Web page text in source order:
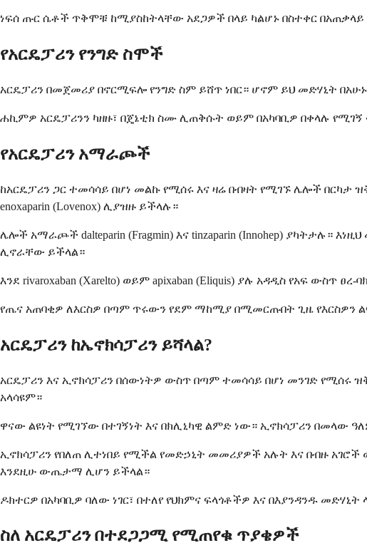
ነፍሰ ጡር ሴቶች ጥቅሞቹ ከሚያስከትላቸው አደጋዎች በላይ ካልሆኑ በስተቀር
የአርዴፓሪን የንግድ ስሞች
አርዴፓሪን በመጀመሪያ በኖርሚፍሎ የንግድ ስም ይሸጥ ነበር። ሆኖም ይህ መድሃኒት
ሐኪምዎ አርዴፓሪንን ካዘዙ፣ በጄኔቲክ ስሙ ሊጠቅሱት ወይም በአካባቢዎ በቀላሉ
የአርዴፓሪን አማራጮች
ከአርዴፓሪን ጋር ተመሳሳይ በሆነ መልኩ የሚሰሩ እና ዛሬ በብዛት የሚገኙ ሌሎች
enoxaparin (Lovenox) ሊያዝዙ ይችላሉ።
ሌሎች አማራጮች dalteparin (Fragmin) እና tinzaparin (Innohep) ያካትታሉ።
ሊኖራቸው ይችላል።
እንደ rivaroxaban (Xarelto) ወይም apixaban (Eliquis) ያሉ አዳዲስ የአፍ
የጤና አጠባቂዎ ለእርስዎ በጣም ጥሩውን የደም ማከሚያ በሚመርጡበት ጊዜ የእርስዎን
አርዴፓሪን ከኤኖክሳፓሪን ይሻላል?
አርዴፓሪን እና ኢኖክሳፓሪን በሰውነትዎ ውስጥ በጣም ተመሳሳይ በሆነ መንገድ
አላሳዩም።
ዋናው ልዩነት የሚገኘው በተገኝነት እና በክሊኒካዊ ልምድ ነው። ኢኖክሳፓሪን
ኢኖክሳፓሪን የበለጠ ሊተነበይ የሚችል የመድኃኒት መመሪያዎች አሉት እና በብዙ
እንደዚሁ ውጤታማ ሊሆን ይችላል።
ዶክተርዎ በአካባቢዎ ባለው ነገር፣ በተለየ የህክምና ፍላጎቶችዎ እና በእያንዳንዱ
ስለ አርዴፓሪን በተደጋጋሚ የሚጠየቁ ጥያቄዎች